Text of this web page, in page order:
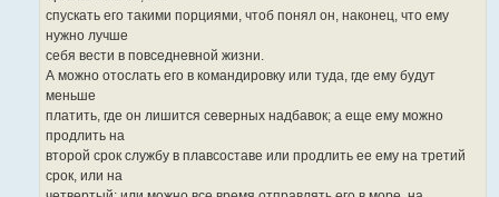
спускать его такими порциями, чтоб понял он, наконец, что ему
нужно лучше
себя вести в повседневной жизни.
А можно отослать его в командировку или туда, где ему будут
меньше
платить, где он лишится северных надбавок; а еще ему можно
продлить на
второй срок службу в плавсоставе или продлить ее ему на третий
срок, или на